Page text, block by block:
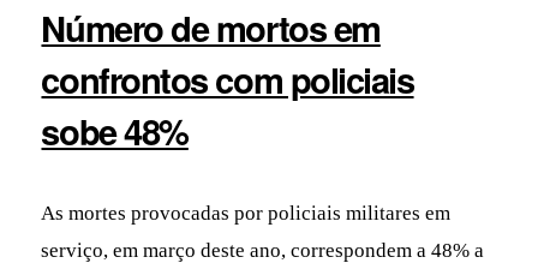
Número de mortos em
confrontos com policiais
sobe 48%
As mortes provocadas por policiais militares em
serviço, em março deste ano, correspondem a 48% a